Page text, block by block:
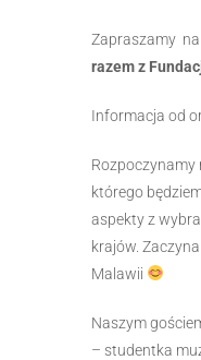
Zapraszamy na
razem z
Informacja od
Rozpoczynamy
którego
aspekty z
krajów.
Malawii
Naszym
– studentka